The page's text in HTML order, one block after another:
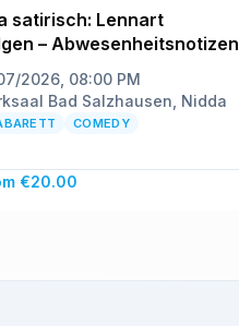
satirisch: Lennart
– Abwesenheitsnotizen
2026, 08:00 PM
Bad Salzhausen, Nidda
COMEDY
€20.00